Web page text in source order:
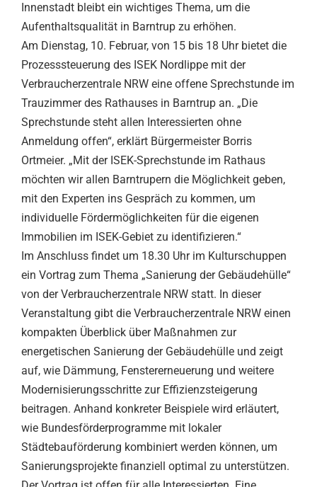
Innenstadt bleibt ein wichtiges Thema, um die
Aufenthaltsqualität in Barntrup zu erhöhen.
Am Dienstag, 10. Februar, von 15 bis 18 Uhr bietet die
Prozesssteuerung des ISEK Nordlippe mit der
Verbraucherzentrale NRW eine offene Sprechstunde im
Trauzimmer des Rathauses in Barntrup an. „Die
Sprechstunde steht allen Interessierten ohne
Anmeldung offen“, erklärt Bürgermeister Borris
Ortmeier. „Mit der ISEK-Sprechstunde im Rathaus
möchten wir allen Barntrupern die Möglichkeit geben,
mit den Experten ins Gespräch zu kommen, um
individuelle Fördermöglichkeiten für die eigenen
Immobilien im ISEK-Gebiet zu identifizieren.“
Im Anschluss findet um 18.30 Uhr im Kulturschuppen
ein Vortrag zum Thema „Sanierung der Gebäudehülle“
von der Verbraucherzentrale NRW statt. In dieser
Veranstaltung gibt die Verbraucherzentrale NRW einen
kompakten Überblick über Maßnahmen zur
energetischen Sanierung der Gebäudehülle und zeigt
auf, wie Dämmung, Fenstererneuerung und weitere
Modernisierungsschritte zur Effizienzsteigerung
beitragen. Anhand konkreter Beispiele wird erläutert,
wie Bundesförderprogramme mit lokaler
Städtebauförderung kombiniert werden können, um
Sanierungsprojekte finanziell optimal zu unterstützen.